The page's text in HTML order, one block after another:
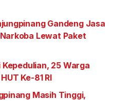
Gandeng Jasa
Lewat Paket
25 Warga
Ke-81 RI
Masih Tinggi,